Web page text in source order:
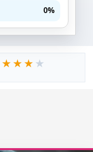
0%
★ ★ ★ ★